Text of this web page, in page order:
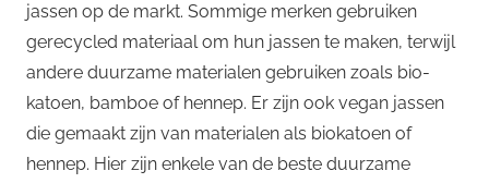
jassen op de markt. Sommige merken gebruiken
gerecycled materiaal om hun jassen te maken, terwijl
andere duurzame materialen gebruiken zoals bio-
katoen, bamboe of hennep. Er zijn ook vegan jassen
die gemaakt zijn van materialen als biokatoen of
hennep. Hier zijn enkele van de beste duurzame